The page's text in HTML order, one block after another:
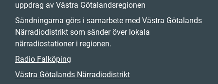
uppdrag av Västra Götalandsregionen
Sändningarna görs i samarbete med Västra Götalands
Närradiodistrikt som sänder över lokala
närradiostationer i regionen.
Radio Falköping
Västra Götalands Närradiodistrikt